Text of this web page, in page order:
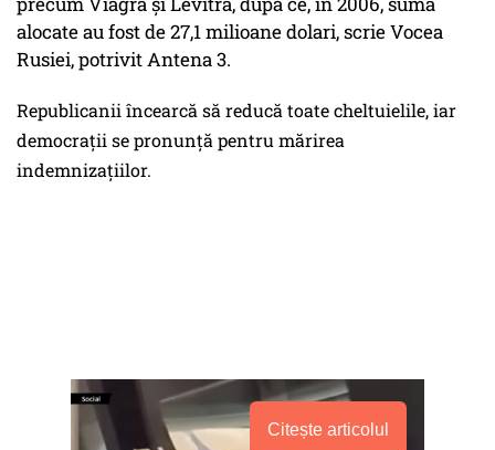
alocate au fost de 27,1 milioane dolari, scrie Vocea
Rusiei, potrivit Antena 3.
Republicanii încearcă să reducă toate cheltuielile, iar
democraţii se pronunţă pentru mărirea
indemnizaţiilor.
Citește articolul